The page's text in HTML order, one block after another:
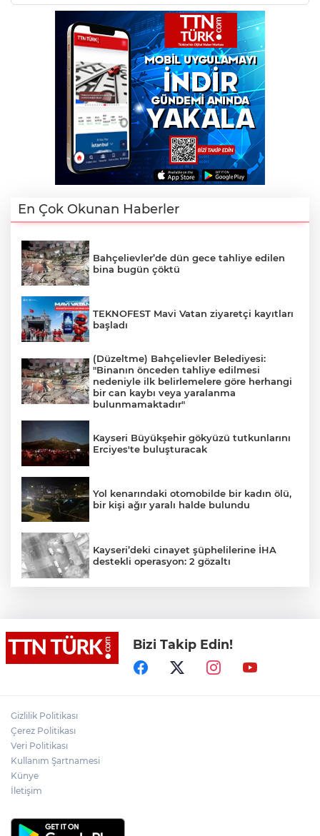
En Çok Okunan Haberler
Bahçelievler’de dün gece tahliye edilen
bina bugün çöktü
TEKNOFEST Mavi Vatan ziyaretçi kayıtları
başladı
(Düzeltme) Bahçelievler Belediyesi:
"Binanın önceden tahliye edilmesi
nedeniyle ilk belirlemelere göre herhangi
bir can kaybı veya yaralanma
bulunmamaktadır"
Kayseri Büyükşehir gökyüzü tutkunlarını
Erciyes'te buluşturacak
Yol kenarındaki otomobilde bir kadın ölü,
bir kişi ağır yaralı halde bulundu
Kayseri’deki cinayet şüphelilerine İHA
destekli operasyon: 2 gözaltı
Cumhurbaşkanı Erdoğan, MHP lideri
Devlet Bahçeli’yi kabul etti
Bizi Takip Edin!
Gizlilik Politikası
Çerez Politikası
Veri Politikası
Kullanım Şartnamesi
Künye
İletişim